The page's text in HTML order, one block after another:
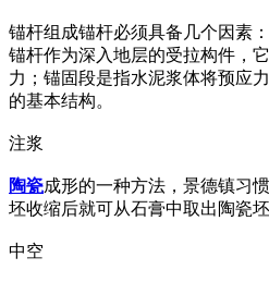
锚杆组成锚杆必须具备几个因素
锚杆作为深入地层的受拉构件，
力；锚固段是指水泥浆体将预应
的基本结构。
注浆
陶瓷成形的一种方法，景德镇习
坯收缩后就可从石膏中取出陶瓷坯
中空